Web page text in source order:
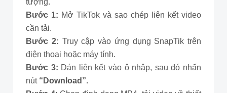
tượng.
Bước 1: Mở TikTok và sao chép liên kết video
cần tải.
Bước 2: Truy cập vào ứng dụng SnapTik trên
điện thoại hoặc máy tính.
Bước 3: Dán liên kết vào ô nhập, sau đó nhấn
nút “Download”.